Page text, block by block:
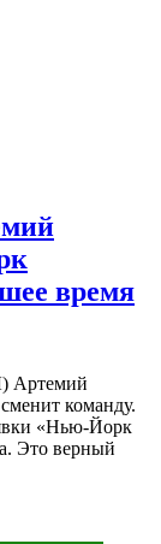
время
Артемий
команду.
«Нью-Йорк
Это верный